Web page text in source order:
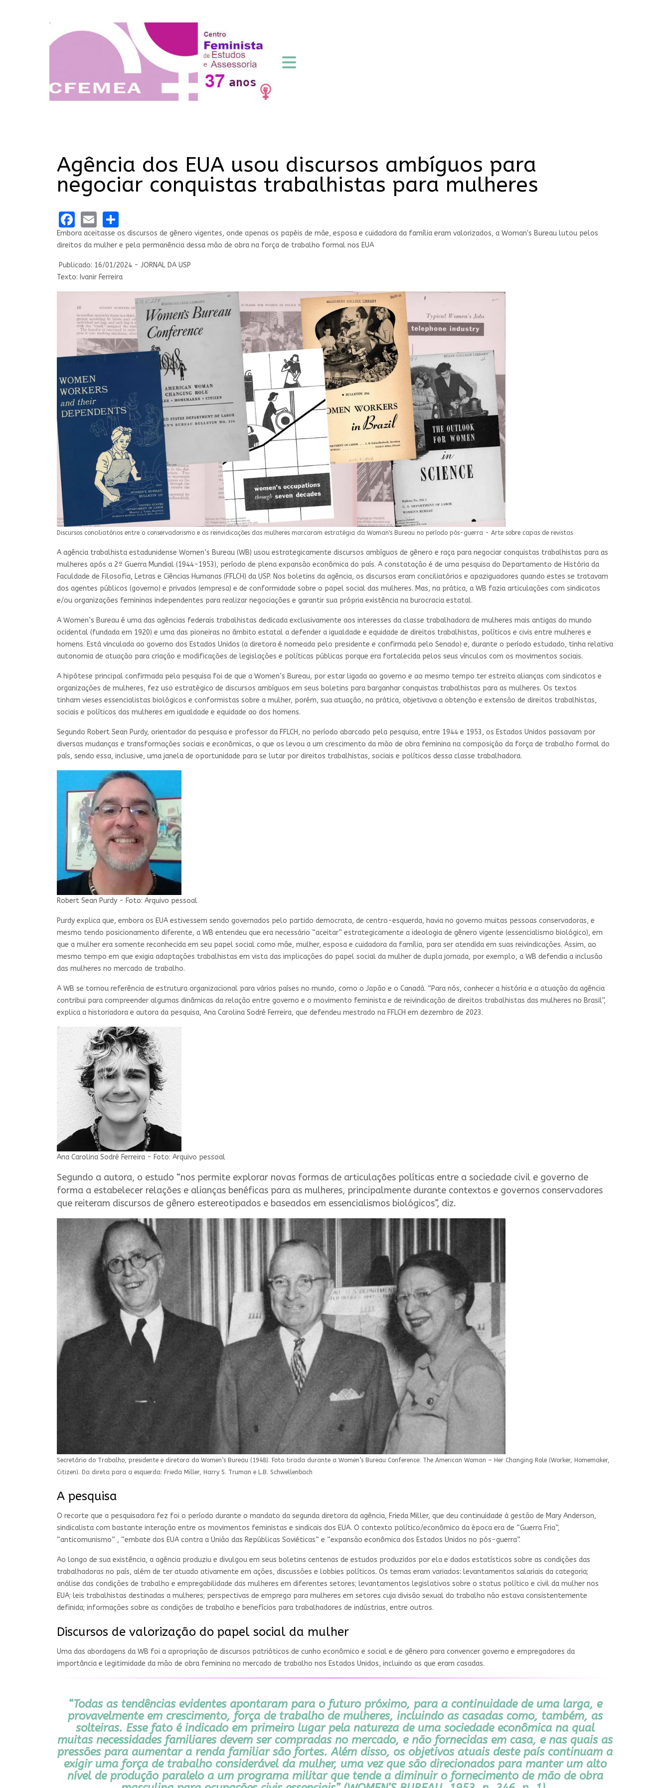
Agência dos EUA usou discursos ambíguos para
negociar conquistas trabalhistas para mulheres
Facebook
Email
Embora aceitasse os discursos de gênero vigentes, onde apenas os papéis de mãe, esposa e cuidadora da família eram valorizados, a Woman's Bureau lutou pelos
direitos da mulher e pela permanência dessa mão de obra na força de trabalho formal nos EUA
Publicado: 16/01/2024 - JORNAL DA USP
Texto: Ivanir Ferreira
Discursos conciliatórios entre o conservadorismo e as reinvidicações das mulheres marcaram estratégia da Woman's Bureau no período pós-guerra - Arte sobre capas de revistas
A agência trabalhista estadunidense Women’s Bureau (WB) usou estrategicamente discursos ambíguos de gênero e raça para negociar conquistas trabalhistas para as
mulheres após a 2ª Guerra Mundial (1944-1953), período de plena expansão econômica do país. A constatação é de uma pesquisa do Departamento de História da
Faculdade de Filosofia, Letras e Ciências Humanas (FFLCH) da USP. Nos boletins da agência, os discursos eram conciliatórios e apaziguadores quando estes se tratavam
dos agentes públicos (governo) e privados (empresa) e de conformidade sobre o papel social das mulheres. Mas, na prática, a WB fazia articulações com sindicatos
e/ou organizações femininas independentes para realizar negociações e garantir sua própria existência na burocracia estatal.
A Women’s Bureau é uma das agências federais trabalhistas dedicada exclusivamente aos interesses da classe trabalhadora de mulheres mais antigas do mundo
ocidental (fundada em 1920) e uma das pioneiras no âmbito estatal a defender a igualdade e equidade de direitos trabalhistas, políticos e civis entre mulheres e
homens. Está vinculada ao governo dos Estados Unidos (a diretora é nomeada pelo presidente e confirmada pelo Senado) e, durante o período estudado, tinha relativa
autonomia de atuação para criação e modificações de legislações e políticas públicas porque era fortalecida pelos seus vínculos com os movimentos sociais.
A hipótese principal confirmada pela pesquisa foi de que a Women’s Bureau, por estar ligada ao governo e ao mesmo tempo ter estreita alianças com sindicatos e
organizações de mulheres, fez uso estratégico de discursos ambíguos em seus boletins para barganhar conquistas trabalhistas para as mulheres. Os textos
tinham vieses essencialistas biológicos e conformistas sobre a mulher, porém, sua atuação, na prática, objetivava a obtenção e extensão de direitos trabalhistas,
sociais e políticos das mulheres em igualdade e equidade ao dos homens.
Segundo Robert Sean Purdy, orientador da pesquisa e professor da FFLCH, no período abarcado pela pesquisa, entre 1944 e 1953, os Estados Unidos passavam por
diversas mudanças e transformações sociais e econômicas, o que os levou a um crescimento da mão de obra feminina na composição da força de trabalho formal do
país, sendo essa, inclusive, uma janela de oportunidade para se lutar por direitos trabalhistas, sociais e políticos dessa classe trabalhadora.
Robert Sean Purdy - Foto: Arquivo pessoal
Purdy explica que, embora os EUA estivessem sendo governados pelo partido democrata, de centro-esquerda, havia no governo muitas pessoas conservadoras, e
mesmo tendo posicionamento diferente, a WB entendeu que era necessário “aceitar” estrategicamente a ideologia de gênero vigente (essencialismo biológico), em
que a mulher era somente reconhecida em seu papel social como mãe, mulher, esposa e cuidadora da família, para ser atendida em suas reivindicações. Assim, ao
mesmo tempo em que exigia adaptações trabalhistas em vista das implicações do papel social da mulher de dupla jornada, por exemplo, a WB defendia a inclusão
das mulheres no mercado de trabalho.
A WB se tornou referência de estrutura organizacional para vários países no mundo, como o Japão e o Canadá. “Para nós, conhecer a história e a atuação da agência
contribui para compreender algumas dinâmicas da relação entre governo e o movimento feminista e de reivindicação de direitos trabalhistas das mulheres no Brasil”,
explica a historiadora e autora da pesquisa, Ana Carolina Sodré Ferreira, que defendeu mestrado na FFLCH em dezembro de 2023.
Ana Carolina Sodré Ferreira - Foto: Arquivo pessoal
Segundo a autora, o estudo “nos permite explorar novas formas de articulações políticas entre a sociedade civil e governo de
forma a estabelecer relações e alianças benéficas para as mulheres, principalmente durante contextos e governos conservadores
que reiteram discursos de gênero estereotipados e baseados em essencialismos biológicos”, diz.
Secretário do Trabalho, presidente e diretora do Women’s Bureau (1948). Foto tirada durante a Women’s Bureau Conference: The American Woman – Her Changing Role (Worker, Homemaker,
Citizen). Da direta para a esquerda: Frieda Miller, Harry S. Truman e L.B. Schwellenbach
A pesquisa
O recorte que a pesquisadora fez foi o período durante o mandato da segunda diretora da agência, Frieda Miller, que deu continuidade à gestão de Mary Anderson,
sindicalista com bastante interação entre os movimentos feministas e sindicais dos EUA. O contexto político/econômico da época era de “Guerra Fria”,
“anticomunismo” , “embate dos EUA contra a União das Repúblicas Soviéticas” e “expansão econômica dos Estados Unidos no pós-guerra”.
Ao longo de sua existência, a agência produziu e divulgou em seus boletins centenas de estudos produzidos por ela e dados estatísticos sobre as condições das
trabalhadoras no país, além de ter atuado ativamente em ações, discussões e lobbies políticos. Os temas eram variados: levantamentos salariais da categoria;
análise das condições de trabalho e empregabilidade das mulheres em diferentes setores; levantamentos legislativos sobre o status político e civil da mulher nos
EUA; leis trabalhistas destinadas a mulheres; perspectivas de emprego para mulheres em setores cuja divisão sexual do trabalho não estava consistentemente
definida; informações sobre as condições de trabalho e benefícios para trabalhadores de indústrias, entre outros.
Discursos de valorização do papel social da mulher
Uma das abordagens da WB foi a apropriação de discursos patrióticos de cunho econômico e social e de gênero para convencer governo e empregadores da
importância e legitimidade da mão de obra feminina no mercado de trabalho nos Estados Unidos, incluindo as que eram casadas.
“Todas as tendências evidentes apontaram para o futuro próximo, para a continuidade de uma larga, e
provavelmente em crescimento, força de trabalho de mulheres, incluindo as casadas como, também, as
solteiras. Esse fato é indicado em primeiro lugar pela natureza de uma sociedade econômica na qual
muitas necessidades familiares devem ser compradas no mercado, e não fornecidas em casa, e nas quais as
pressões para aumentar a renda familiar são fortes. Além disso, os objetivos atuais deste país continuam a
exigir uma força de trabalho considerável da mulher, uma vez que são direcionados para manter um alto
nível de produção paralelo a um programa militar que tende a diminuir o fornecimento de mão de obra